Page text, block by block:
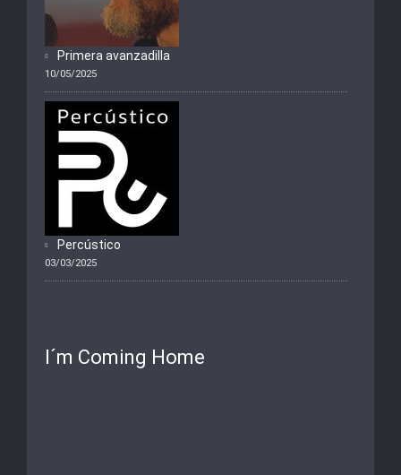
Primera avanzadilla
10/05/2025
Percústico
03/03/2025
I´m Coming Home